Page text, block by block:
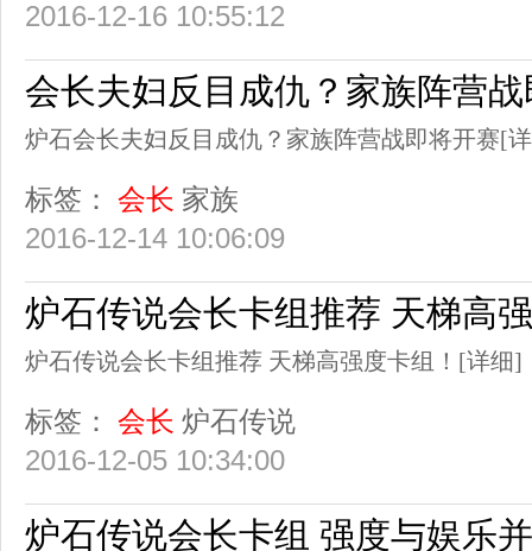
2016-12-16 10:55:12
会长夫妇反目成仇？家族阵营
炉石会长夫妇反目成仇？家族阵营战即将开赛[
标签： 会长 家族
2016-12-14 10:06:09
炉石传说会长卡组推荐 天梯高
炉石传说会长卡组推荐 天梯高强度卡组！ [详细]
标签： 会长 炉石传说
2016-12-05 10:34:00
炉石传说会长卡组 强度与娱乐